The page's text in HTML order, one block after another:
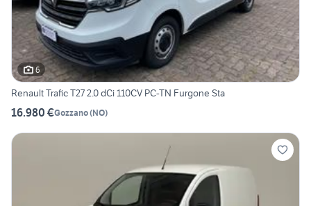
6
Renault Trafic T27 2.0 dCi 110CV PC-TN Furgone Sta
16.980 €Gozzano(NO)